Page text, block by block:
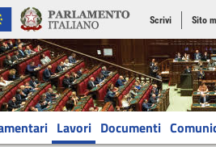
Scrivi Sito
Lavori Documenti